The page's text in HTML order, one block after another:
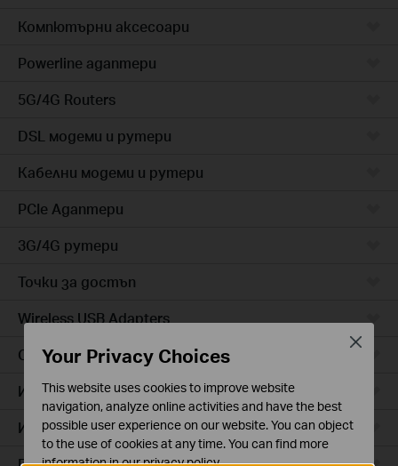
Компютърни аксесоари
Powerline адаптери
5G/4G Routers
DSL модеми и рутери
Кабелни модеми и рутери
PCIe Адаптери
3G/4G рутери
Точки за достъп
Wireless USB Adapters
Cloud камери
Интелигентни контакти
Интелигентно осветление
Your Privacy Choices
This website uses cookies to improve website
navigation, analyze online activities and have the best
possible user experience on our website. You can object
to the use of cookies at any time. You can find more
information in ourprivacy policy.
Close